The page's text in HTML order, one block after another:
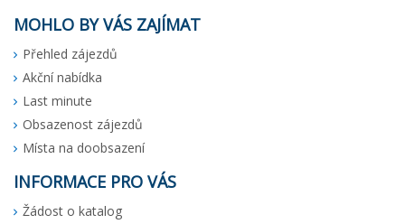
MOHLO BY VÁS ZAJÍMAT
Přehled zájezdů
Akční nabídka
Last minute
Obsazenost zájezdů
Místa na doobsazení
INFORMACE PRO VÁS
Žádost o katalog